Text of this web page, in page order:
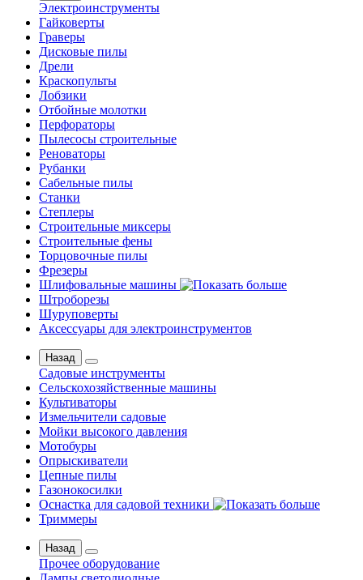
Электроинструменты
Гайковерты
Граверы
Дисковые пилы
Дрели
Краскопульты
Лобзики
Отбойные молотки
Перфораторы
Пылесосы строительные
Реноваторы
Рубанки
Сабельные пилы
Станки
Степлеры
Строительные миксеры
Строительные фены
Торцовочные пилы
Фрезеры
Шлифовальные машины
Штроборезы
Шуруповерты
Аксессуары для электроинструментов
Назад
Садовые инструменты
Сельскохозяйственные машины
Культиваторы
Измельчители садовые
Мойки высокого давления
Мотобуры
Опрыскиватели
Цепные пилы
Газонокосилки
Оснастка для садовой техники
Триммеры
Назад
Прочее оборудование